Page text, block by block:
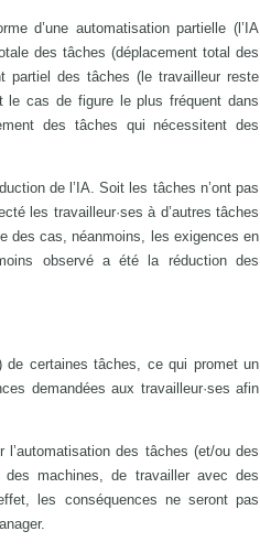
d’une automatisation partielle (l’IA
des tâches (déplacement total des
partiel des tâches (le travailleur reste
le cas de figure le plus fréquent dans
des tâches qui nécessitent des
de l’IA. Soit les tâches n’ont pas
les travailleur·ses à d’autres tâches
des cas, néanmoins, les exigences en
observé a été la réduction des
de certaines tâches, ce qui promet un
demandées aux travailleur·ses afin
l’automatisation des tâches (et/ou des
machines, de travailler avec des
les conséquences ne seront pas